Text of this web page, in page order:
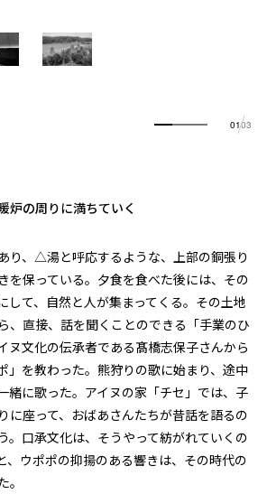
0103
炉の周りに満ちていく
り、△湯と呼応するような、上部の銅張り
を保っている。夕食を食べた後には、その
して、自然と人が集まってくる。その土地
、直接、話を聞くことのできる「手業のひ
ヌ文化の伝承者である髙橋志保子さんから
」を教わった。熊狩りの歌に始まり、途中
緒に歌った。アイヌの家「チセ」では、子
に座って、おばあさんたちが昔話を語るの
。口承文化は、そうやって紡がれていくの
、ウポポの抑揚のある響きは、その時代の